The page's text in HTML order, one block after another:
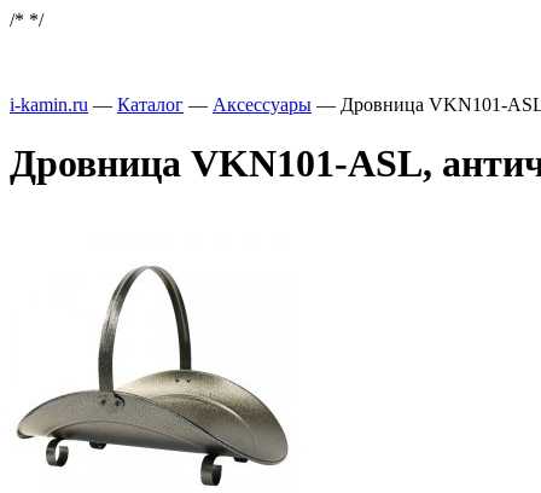
/* */
i-kamin.ru — Каталог — Аксессуары — Дровница VKN101-
Дровница VKN101-ASL,